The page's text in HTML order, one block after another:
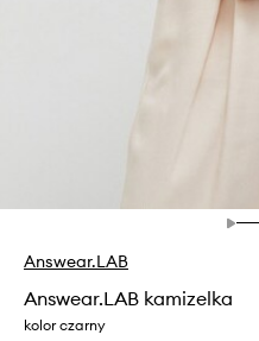
Answear.LAB
Answear.LAB kamizelka
kolor czarny